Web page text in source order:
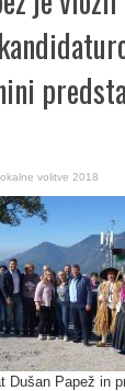
volitve 2018
Dušan Papež in